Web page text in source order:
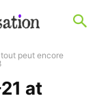
peut encore
at